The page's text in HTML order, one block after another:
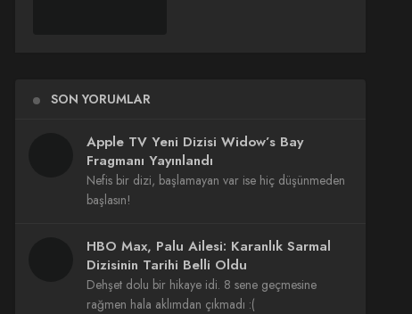
SON YORUMLAR
Apple TV Yeni Dizisi Widow’s Bay
Fragmanı Yayınlandı
Nefis bir dizi, başlamayan var ise hiç düşünmeden
başlasın!
HBO Max, Palu Ailesi: Karanlık Sarmal
Dizisinin Tarihi Belli Oldu
Dehşet dolu bir hikaye idi. 8 sene geçmesine
rağmen hala aklımdan çıkmadı :(